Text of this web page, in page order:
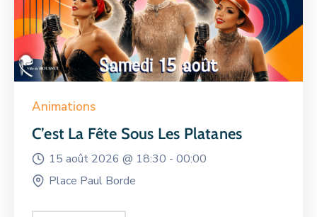
Animations
C’est La Fête Sous Les Platanes
15 août 2026 @ 18:30 - 00:00
Place Paul Borde